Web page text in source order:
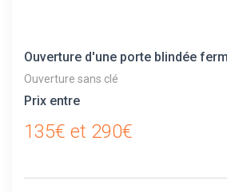
Ouverture d'une porte blindée
Ouverture sans clé
Prix entre
135€ et 290€